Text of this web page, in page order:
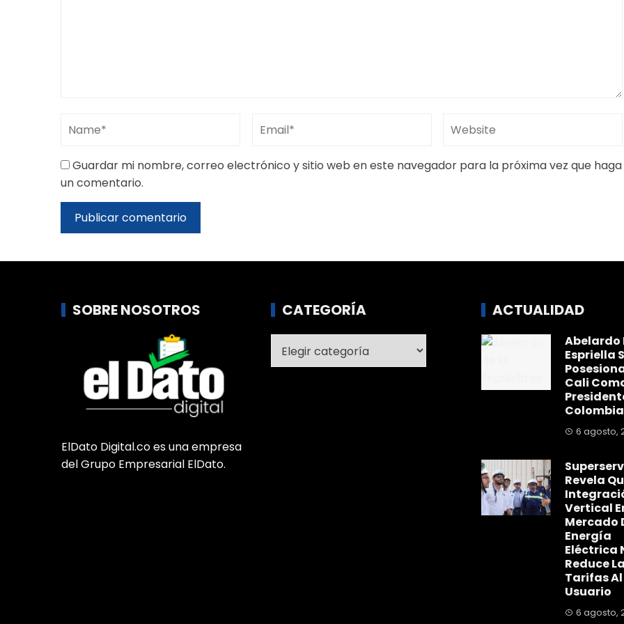
Guardar mi nombre, correo electrónico y sitio web en este navegador para la próxima vez que haga
un comentario.
SOBRE NOSOTROS
ElDato Digital.co es una empresa
del Grupo Empresarial ElDato.
CATEGORÍA ACTUALIDAD
Abelardo
Espriella
Cali
Colombia
6 agosto,
Revela
Vertical
Mercado
Energía
Eléctrica
Reduce
Tarifas Al
Usuario
6 agosto,